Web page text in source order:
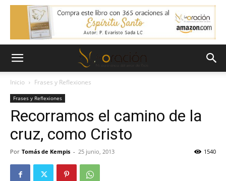
Inicio Frases y Reflexiones
Frases y Reflexiones
Recorramos el camino de la
cruz, como Cristo
Por Tomás de Kempis - 25 junio, 2013 1540